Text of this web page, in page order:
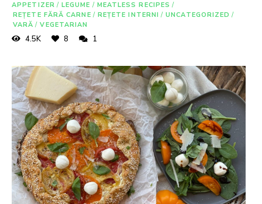
APPETIZER / LEGUME / MEATLESS RECIPES /
REȚETE FĂRĂ CARNE / REȚETE INTERNI / UNCATEGORIZED /
VARĂ / VEGETARIAN
4.5K 8 1